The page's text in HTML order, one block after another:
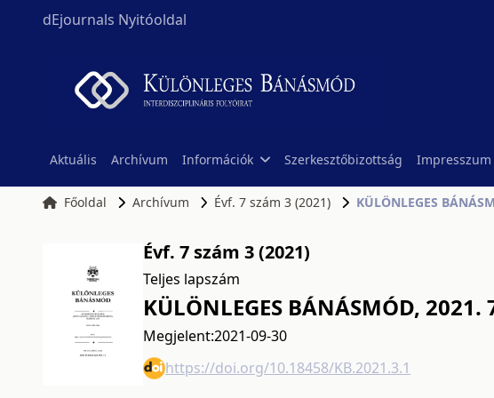
dEjournals Nyitóoldal
Aktuális Archívum Információk Szerkesztőbizottság Impresszum
Főoldal Archívum Évf. 7 szám 3 (2021) KÜLÖNLEGES
Évf. 7 szám 3 (2021)
Teljes lapszám
KÜLÖNLEGES BÁNÁSMÓD, 2021.
Megjelent:2021-09-30
https://doi.org/10.18458/KB.2021.3.1